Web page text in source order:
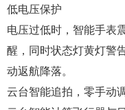
低电压保护
电压过低时，智能手表
醒，同时状态灯黄灯警
动返航降落。
云台智能追拍，零手动